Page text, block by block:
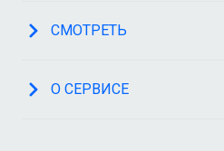
СМОТРЕТЬ
О СЕРВИСЕ